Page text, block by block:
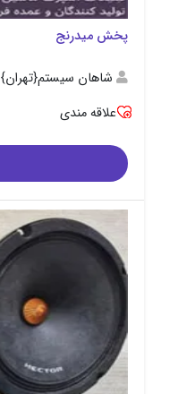
پخش میدرنج
شاهان سیستم{تهران}
علاقه مندی